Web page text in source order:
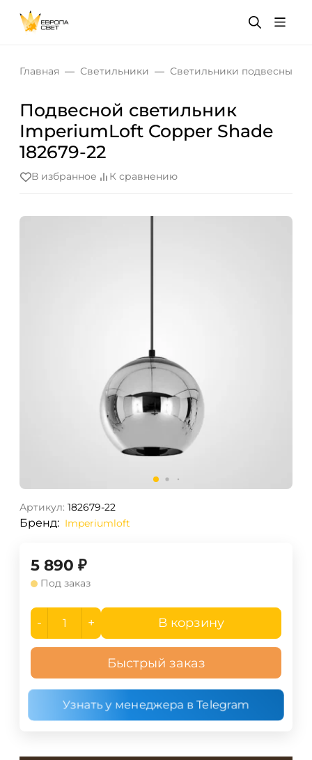
Главная Светильники Светильники подвесные
Подвесной светильник
ImperiumLoft Copper Shade
182679-22
В избранное К сравнению
Артикул: 182679-22
Бренд: Imperiumloft
5 890 ₽
Под заказ
- + В корзину
Быстрый заказ
Узнать у менеджера в Telegram